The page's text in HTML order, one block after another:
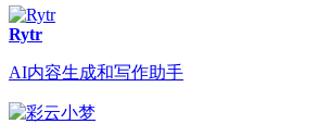
Rytr
AI内容生成和写作助手